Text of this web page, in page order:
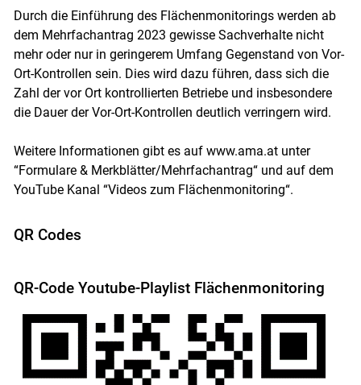
Durch die Einführung des Flächenmonitorings werden ab
dem Mehrfachantrag 2023 gewisse Sachverhalte nicht
mehr oder nur in geringerem Umfang Gegenstand von Vor-
Ort-Kontrollen sein. Dies wird dazu führen, dass sich die
Zahl der vor Ort kontrollierten Betriebe und insbesondere
die Dauer der Vor-Ort-Kontrollen deutlich verringern wird.
Weitere Informationen gibt es auf www.ama.at unter
“Formulare & Merkblätter/Mehrfachantrag“ und auf dem
YouTube Kanal “Videos zum Flächenmonitoring“.
QR Codes
QR-Code Youtube-Playlist Flächenmonitoring